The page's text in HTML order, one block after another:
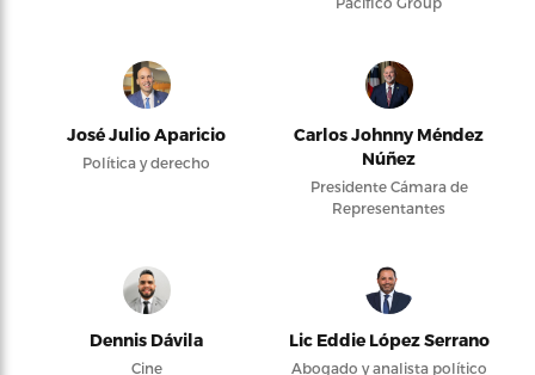
José Julio Aparicio
Política y derecho
Carlos Johnny Méndez
Núñez
Presidente Cámara de
Representantes
Dennis Dávila
Cine
Lic Eddie López Serrano
Abogado y analista político